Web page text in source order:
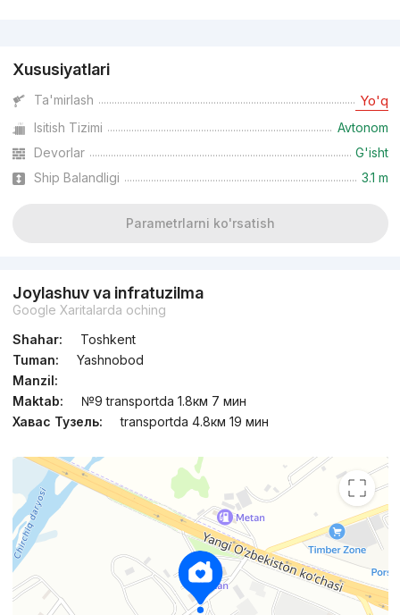
Xususiyatlari
Ta'mirlash Yo'q
Isitish Tizimi
Avtonom
Devorlar
G'isht
Ship Balandligi
3.1 m
Parametrlarni ko'rsatish
Joylashuv va infratuzilma
Google Xaritalarda oching
Shahar:
Toshkent
Tuman:
Yashnobod
Manzil:
Maktab:
№9 transportda 1.8км 7 мин
Хавас Тузель:
transportda 4.8км 19 мин